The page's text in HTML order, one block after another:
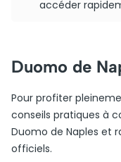
accéder
Duomo de
Pour profiter
conseils pratiques à
Duomo de Naples et
officiels.